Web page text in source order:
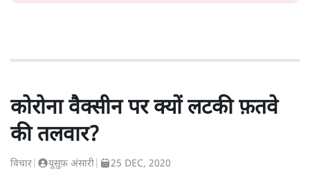
कोरोना वैक्सीन पर क्यों लटकी फ़तवे
की तलवार?
विचार यूसुफ़ अंसारी 25 DEC, 2020